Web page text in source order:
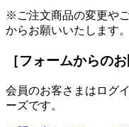
※ご注文商品の変更や
からお願いいたします。
［フォームからの
会員のお客さまはログ
ーズです。